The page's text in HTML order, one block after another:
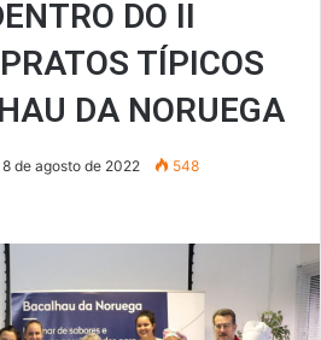
DO II
TÍPICOS
DA NORUEGA
8 de agosto de 2022 548